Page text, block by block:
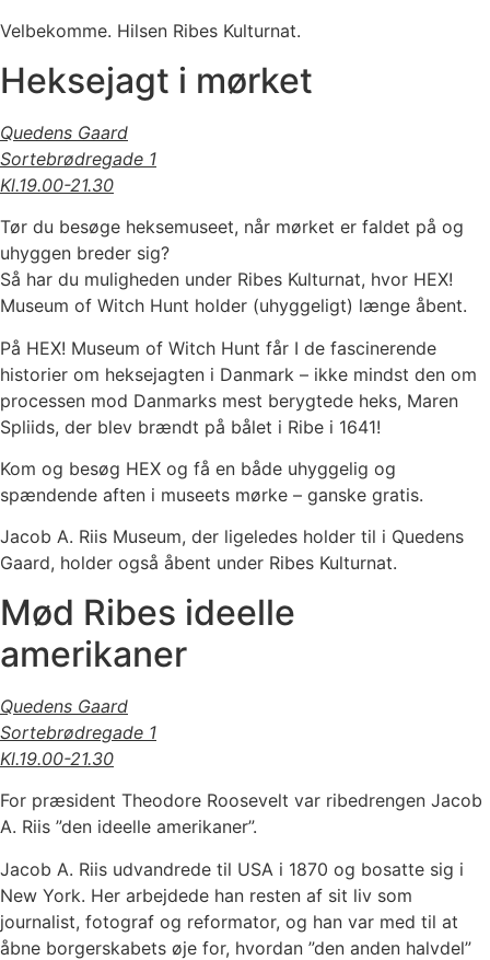
Velbekomme. Hilsen Ribes Kulturnat.
Heksejagt i mørket
Quedens Gaard
Sortebrødregade 1
Kl.19.00-21.30
Tør du besøge heksemuseet, når mørket er faldet på og
uhyggen breder sig?
Så har du muligheden under Ribes Kulturnat, hvor HEX!
Museum of Witch Hunt holder (uhyggeligt) længe åbent.
På HEX! Museum of Witch Hunt får I de fascinerende
historier om heksejagten i Danmark – ikke mindst den om
processen mod Danmarks mest berygtede heks, Maren
Spliids, der blev brændt på bålet i Ribe i 1641!
Kom og besøg HEX og få en både uhyggelig og
spændende aften i museets mørke – ganske gratis.
Jacob A. Riis Museum, der ligeledes holder til i Quedens
Gaard, holder også åbent under Ribes Kulturnat.
Mød Ribes ideelle
amerikaner
Quedens Gaard
Sortebrødregade 1
Kl.19.00-21.30
For præsident Theodore Roosevelt var ribedrengen Jacob
A. Riis ”den ideelle amerikaner”.
Jacob A. Riis udvandrede til USA i 1870 og bosatte sig i
New York. Her arbejdede han resten af sit liv som
journalist, fotograf og reformator, og han var med til at
åbne borgerskabets øje for, hvordan ”den anden halvdel”